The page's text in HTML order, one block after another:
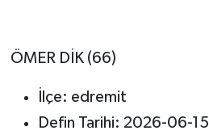
ÖMER DİK (66)
İlçe: edremit
Defin Tarihi: 2026-06-15